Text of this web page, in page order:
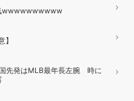
wwwwwwwwww
先発はMLB最年長左腕 時に